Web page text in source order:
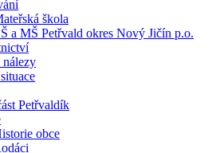
škola
a MŠ Petřvald okres Nový Jičín p.o.
nálezy
Petřvaldík
obce